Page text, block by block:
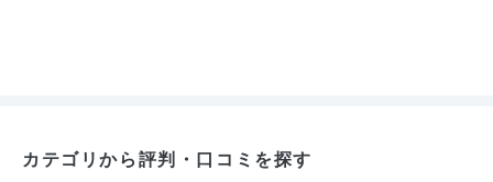
【選考不参加】27卒 パナソニックホールディングス
カテゴリから評判・口コミを探す